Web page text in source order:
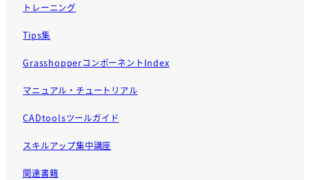
トレーニング
Tips集
GrasshopperコンポーネントIndex
マニュアル・チュートリアル
CADtoolsツールガイド
スキルアップ集中講座
関連書籍